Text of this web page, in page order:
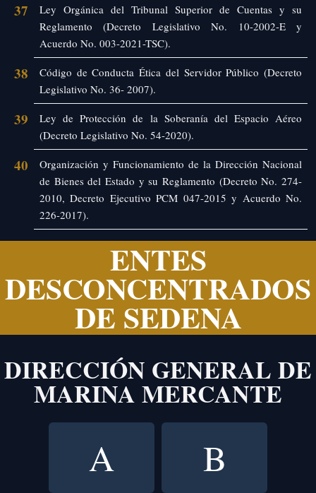
37
Ley Orgánica del Tribunal Superior de Cuentas y su
Reglamento (Decreto Legislativo No. 10-2002-E y
Acuerdo No. 003-2021-TSC).
38
Código de Conducta Ética del Servidor Público (Decreto
Legislativo No. 36- 2007).
39
Ley de Protección de la Soberanía del Espacio Aéreo
(Decreto Legislativo No. 54-2020).
40
Organización y Funcionamiento de la Dirección Nacional
de Bienes del Estado y su Reglamento (Decreto No. 274-
2010, Decreto Ejecutivo PCM 047-2015 y Acuerdo No.
226-2017).
ENTES
DESCONCENTRADOS
DE SEDENA
DIRECCIÓN GENERAL DE
MARINA MERCANTE
A B